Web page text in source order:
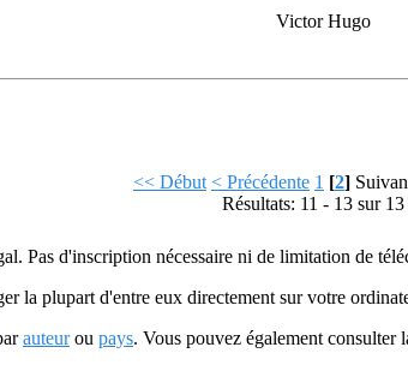
Victor Hugo
<< Début < Précédente 1 [2]
Résultats: 11 - 13 sur 13
Pas d'inscription nécessaire ni de limitation de
la plupart d'entre eux directement sur votre
auteurou pays. Vous pouvez également consulter